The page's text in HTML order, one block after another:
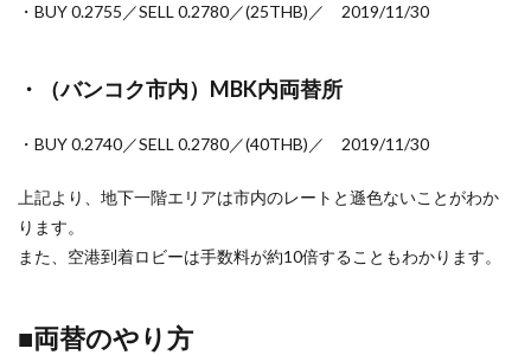
・BUY 0.2755／SELL 0.2780／(25THB)／ 2019/11/30
・（バンコク市内）MBK内両替所
・BUY 0.2740／SELL 0.2780／(40THB)／ 2019/11/30
上記より、地下一階エリアは市内のレートと遜色ないことがわか
ります。
また、空港到着ロビーは手数料が約10倍することもわかります。
■両替のやり方